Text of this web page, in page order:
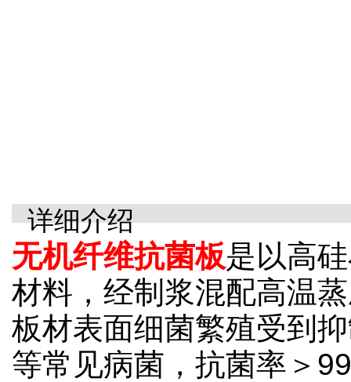
详细介绍
无机纤维抗菌板是以高
材料，经制浆混配高温
板材表面细菌繁殖受到
等常见病菌，抗菌率＞